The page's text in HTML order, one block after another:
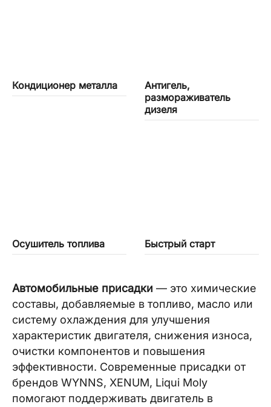
Кондиционер металла
Антигель,
размораживатель
дизеля
Осушитель топлива Быстрый старт
Автомобильные присадки — это химические
составы, добавляемые в топливо, масло или
систему охлаждения для улучшения
характеристик двигателя, снижения износа,
очистки компонентов и повышения
эффективности. Современные присадки от
брендов WYNNS, XENUM, Liqui Moly
помогают поддерживать двигатель в